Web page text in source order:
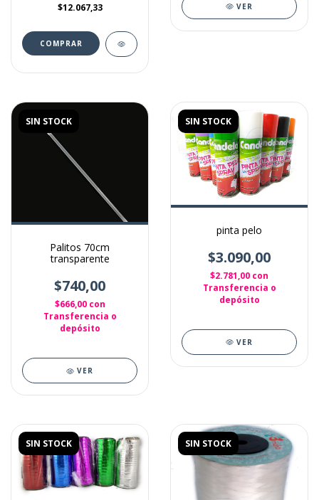
$12.067,33
VER
SIN STOCK
Palitos 70cm
transparente
$740,00
$666,00 con
Transferencia o
depósito
VER
SIN STOCK
pinta pelo
$3.090,00
$2.781,00 con
Transferencia o
depósito
VER
SIN STOCK SIN STOCK